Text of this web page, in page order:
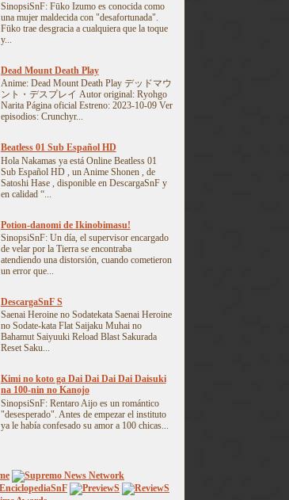
SinopsiSnF: Fūko Izumo es conocida como
una mujer maldecida con "desafortunada".
Fūko trae desgracia a cualquiera que la toque
y...
Dead Mount Death Play
Anime: Dead Mount Death Play デッドマウ
ント・デスプレイ Autor original: Ryohgo
Narita Página oficial Estreno: 2023-10-09 Ver
episodios: Crunchyr...
Beatless 01 Sub Español HD
Hola Nakamas ya está Online Beatless 01
Sub Español HD , un Anime Shonen , de
Satoshi Hase , disponible en DescargaSnF y
en calidad “...
Potion-danomi de Ikinobimasu!
SinopsiSnF: Un día, el supervisor encargado
de velar por la Tierra se encontraba
atendiendo una distorsión, cuando cometieron
un error que...
DescargaSnF S
Saenai Heroine no Sodatekata Saenai Heroine
no Sodate-kata Flat Saijaku Muhai no
Bahamut Saiyuuki Reload Blast Sakurada
Reset Saku...
Kimi no koto ga Dai Dai Dai Dai Daisuki
na 100-nin no Kanojo
SinopsiSnF: Rentaro Aijo es un romántico
"desesperado". Antes de empezar el instituto
ya le había confesado su amor a 100 chicas...